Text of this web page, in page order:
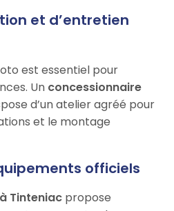
et d’entretien
est essentiel pour
Un concessionnaire
d’un atelier agréé pour
et le montage
officiels
Tinteniac propose